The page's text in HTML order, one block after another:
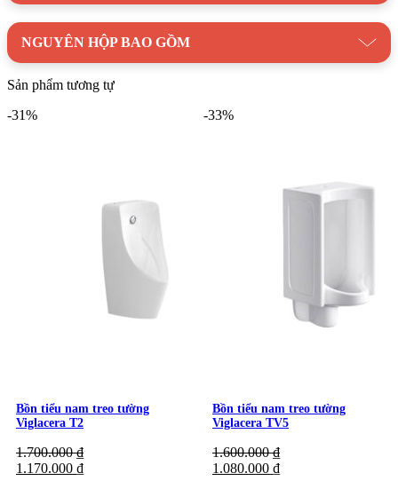
NGUYÊN HỘP BAO GỒM
Sản phẩm tương tự
-31%
Bồn tiểu nam treo tường
Viglacera T2
1.700.000₫
1.170.000 ₫
-33%
Bồn tiểu nam treo tường
Viglacera TV5
1.600.000₫
1.080.000 ₫